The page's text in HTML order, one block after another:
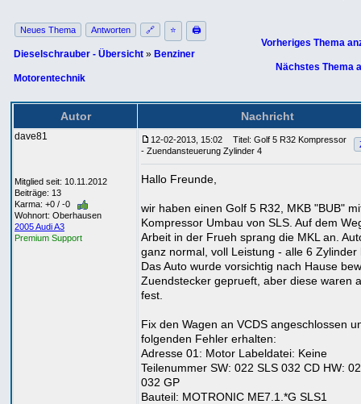
Neues Thema Antworten 🔗 ⭐ 🖨
Dieselschrauber - Übersicht » Benziner
Motorentechnik
Vorheriges Thema
Nächstes Thema
Autor Nachricht
dave81
Mitglied seit: 10.11.2012
Beiträge: 13
Karma: +0 / -0
Wohnort: Oberhausen
2005 Audi A3
Premium Support
12-02-2013, 15:02
Titel: Golf 5 R32 Kompressor
- Zuendansteuerung Zylinder 4
Hallo Freunde,
wir haben einen Golf 5 R32, MKB "BUB"
Kompressor Umbau von SLS. Auf dem
Arbeit in der Frueh sprang die MKL an.
ganz normal, voll Leistung - alle 6 Zylinder
Das Auto wurde vorsichtig nach Hause
Zuendstecker geprueft, aber diese waren
fest.
Fix den Wagen an VCDS angeschlossen
folgenden Fehler erhalten:
Adresse 01: Motor Labeldatei: Keine
Teilenummer SW: 022 SLS 032 CD HW:
032 GP
Bauteil: MOTRONIC ME7.1.*G SLS1